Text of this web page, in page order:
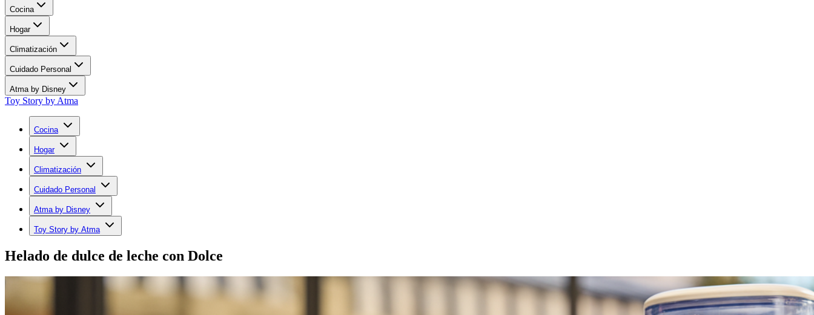
Cocina
Hogar
Climatización
Cuidado Personal
Atma by Disney
Toy Story by Atma
Cocina
Hogar
Climatización
Cuidado Personal
Atma by Disney
Toy Story by Atma
Helado de dulce de leche con Dolce